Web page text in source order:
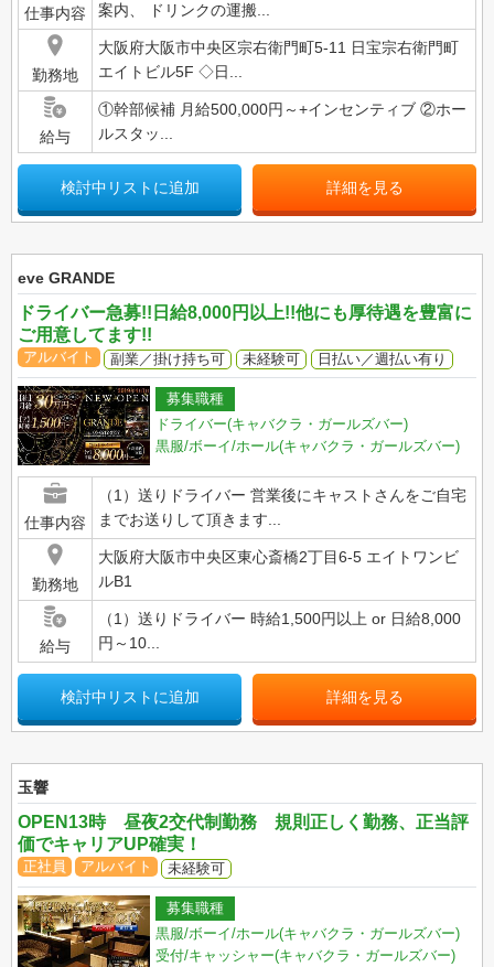
仕事内容
案内、 ドリンクの運搬...
勤務地
大阪府大阪市中央区宗右衛門町5-11 日宝宗右衛門町
エイトビル5F ◇日...
給与
①幹部候補 月給500,000円～+インセンティブ ②ホー
ルスタッ...
検討中リストに追加 詳細を見る
eve GRANDE
ドライバー急募!!日給8,000円以上!!他にも厚待遇を豊富に
ご用意してます!!
アルバイト 副業／掛け持ち可 未経験可 日払い／週払い有り
募集職種
ドライバー(キャバクラ・ガールズバー)
黒服/ボーイ/ホール(キャバクラ・ガールズバー)
仕事内容
（1）送りドライバー 営業後にキャストさんをご自宅
までお送りして頂きます...
勤務地
大阪府大阪市中央区東心斎橋2丁目6-5 エイトワンビ
ルB1
給与
（1）送りドライバー 時給1,500円以上 or 日給8,000
円～10...
検討中リストに追加 詳細を見る
玉響
OPEN13時 昼夜2交代制勤務 規則正しく勤務、正当評
価でキャリアUP確実！
正社員 アルバイト 未経験可
募集職種
黒服/ボーイ/ホール(キャバクラ・ガールズバー)
受付/キャッシャー(キャバクラ・ガールズバー)